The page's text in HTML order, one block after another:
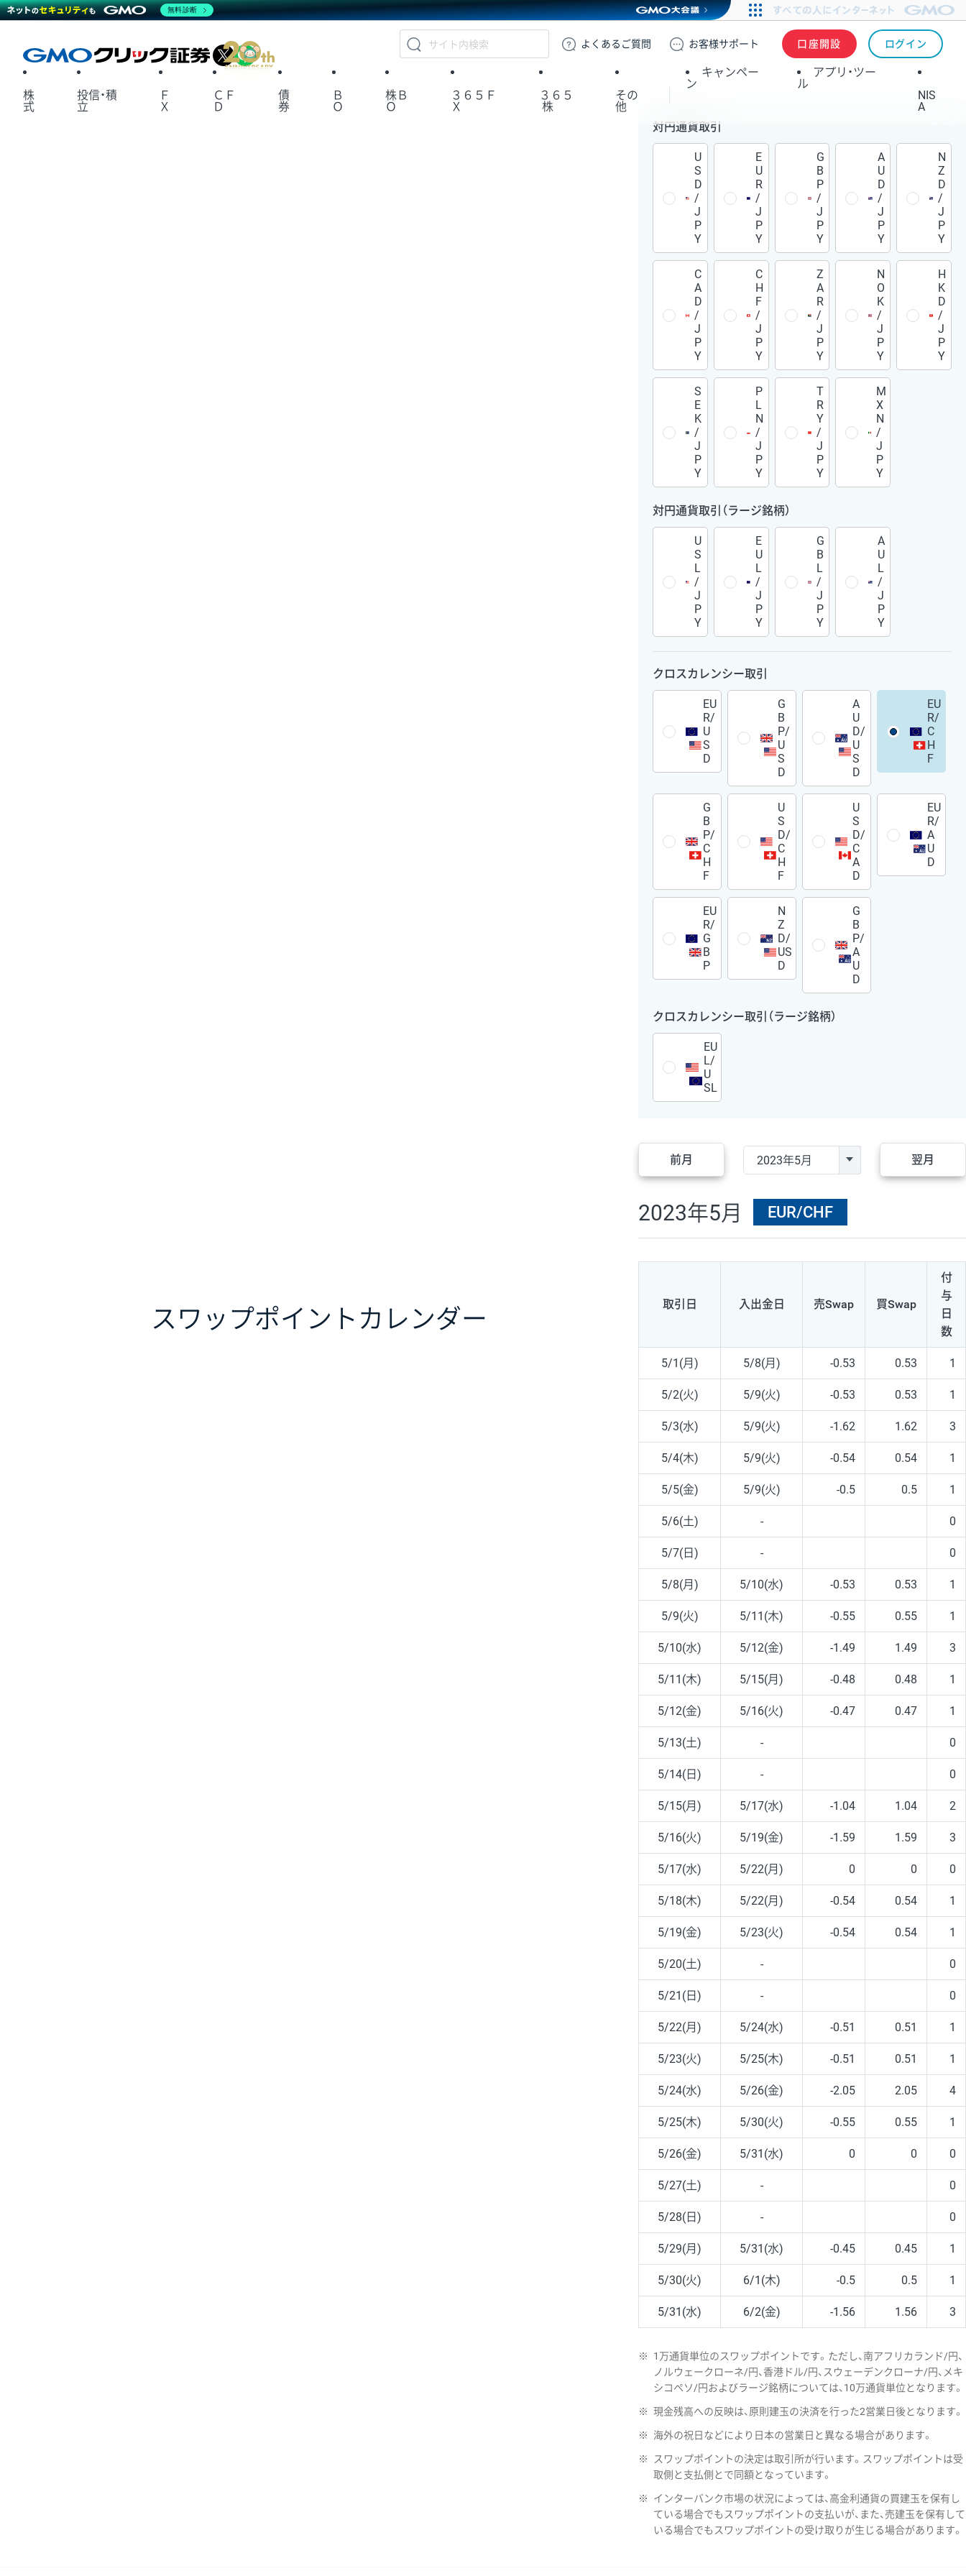
GMOクリック証券
よくある ご質問 お客様サポート 口座開設 ログイン
X
株
式
投信・積
立
Ｆ
Ｘ
ＣＦ
Ｄ
債
券
Ｂ
Ｏ
株Ｂ
Ｏ
３６５Ｆ
Ｘ
３６５
株
その
他
キャンペー
ン
アプリ・ツー
ル
NIS
A
スワップポイント カレンダー
対円通貨取引
U
S
D
/
J
P
Y
E
U
R
/
J
P
Y
G
B
P
/
J
P
Y
A
U
D
/
J
P
Y
N
Z
D
/
J
P
Y
C
A
D
/
J
P
Y
C
H
F
/
J
P
Y
Z
A
R
/
J
P
Y
N
O
K
/
J
P
Y
H
K
D
/
J
P
Y
S
E
K
/
J
P
Y
P
L
N
/
J
P
Y
T
R
Y
/
J
P
Y
M
X
N
/
J
P
Y
対円通貨取引（ラージ銘柄）
U
S
L
/
J
P
Y
E
U
L
/
J
P
Y
G
B
L
/
J
P
Y
A
U
L
/
J
P
Y
クロスカレンシー取引
EU
R/
U
S
D
G
B
P/
U
S
D
A
U
D/
U
S
D
EU
R/
C
H
F
G
B
P/
C
H
F
U
S
D/
C
H
F
U
S
D/
C
A
D
EU
R/
A
U
D
EU
R/
G
B
P
N
Z
D/
US
D
G
B
P/
A
U
D
クロスカレンシー取引（ラージ銘柄）
EU
L/
U
SL
前月 翌月
2023年5月 EUR/CHF
取引日 入出金日 売Swap 買Swap
付
与
日
数
5/1(月) 5/8(月) -0.53 0.53 1
5/2(火) 5/9(火) -0.53 0.53 1
5/3(水) 5/9(火) -1.62 1.62 3
5/4(木) 5/9(火) -0.54 0.54 1
5/5(金) 5/9(火) -0.5 0.5 1
5/6(土) - 0
5/7(日) - 0
5/8(月) 5/10(水) -0.53 0.53 1
5/9(火) 5/11(木) -0.55 0.55 1
5/10(水) 5/12(金) -1.49 1.49 3
5/11(木) 5/15(月) -0.48 0.48 1
5/12(金) 5/16(火) -0.47 0.47 1
5/13(土) - 0
5/14(日) - 0
5/15(月) 5/17(水) -1.04 1.04 2
5/16(火) 5/19(金) -1.59 1.59 3
5/17(水) 5/22(月) 0 0 0
5/18(木) 5/22(月) -0.54 0.54 1
5/19(金) 5/23(火) -0.54 0.54 1
5/20(土) - 0
5/21(日) - 0
5/22(月) 5/24(水) -0.51 0.51 1
5/23(火) 5/25(木) -0.51 0.51 1
5/24(水) 5/26(金) -2.05 2.05 4
5/25(木) 5/30(火) -0.55 0.55 1
5/26(金) 5/31(水) 0 0 0
5/27(土) - 0
5/28(日) - 0
5/29(月) 5/31(水) -0.45 0.45 1
5/30(火) 6/1(木) -0.5 0.5 1
5/31(水) 6/2(金) -1.56 1.56 3
※
1万通貨単位のスワップポイントです。ただし、南アフリカランド/円、
ノルウェークローネ/円、香港ドル/円、スウェーデンクローナ/円、メキ
シコペソ/円およびラージ銘柄については、10万通貨単位となります。
※ 現金残高への反映は、原則建玉の決済を行った2営業日後となります。
※ 海外の祝日などにより日本の営業日と異なる場合があります。
※
スワップポイントの決定は取引所が行います。スワップポイントは受
取側と支払側とで同額となっています。
※
インターバンク市場の状況によっては、高金利通貨の買建玉を保有し
ている場合でもスワップポイントの支払いが、また、売建玉を保有して
いる場合でもスワップポイントの受け取りが生じる場合があります。
無料診断